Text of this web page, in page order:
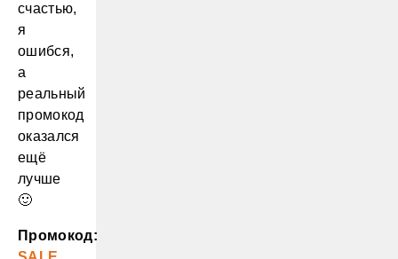
счастью,
я
ошибся,
а
реальный
промокод
оказался
ещё
лучше
🙂
Промокод: